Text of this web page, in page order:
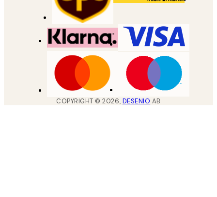
COPYRIGHT ©2026, DESENIO AB